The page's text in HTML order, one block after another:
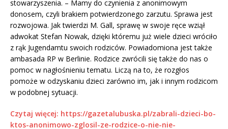
stowarzyszenia. – Mamy do czynienia z anonimowym
donosem, czyli brakiem potwierdzonego zarzutu. Sprawa jest
rozwojowa. Jak twierdzi M. Gall, sprawę w swoje ręce wziął
adwokat Stefan Nowak, dzięki któremu już wiele dzieci wróciło
z rąk Jugendamtu swoich rodziców. Powiadomiona jest także
ambasada RP w Berlinie. Rodzice zwrócili się także do nas o
pomoc w nagłośnieniu tematu. Liczą na to, że rozgłos
pomoże w odzyskaniu dzieci zarówno im, jak i innym rodzicom
w podobnej sytuacji.
Czytaj więcej: https://gazetalubuska.pl/zabrali-dzieci-bo-
ktos-anonimowo-zglosil-ze-rodzice-o-nie-nie-